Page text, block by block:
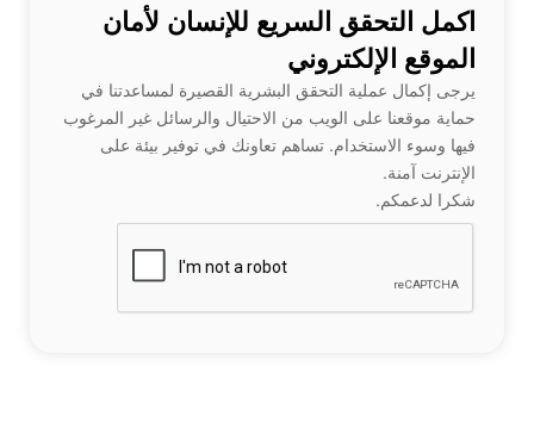
اكمل التحقق السريع للإنسان لأمان
الموقع الإلكتروني
يرجى إكمال عملية التحقق البشرية القصيرة لمساعدتنا في
حماية موقعنا على الويب من الاحتيال والرسائل غير المرغوب
فيها وسوء الاستخدام. تساهم تعاونك في توفير بيئة على
الإنترنت آمنة.
شكرا لدعمكم.